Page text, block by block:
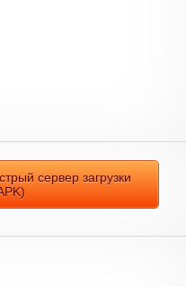
сервер загрузки